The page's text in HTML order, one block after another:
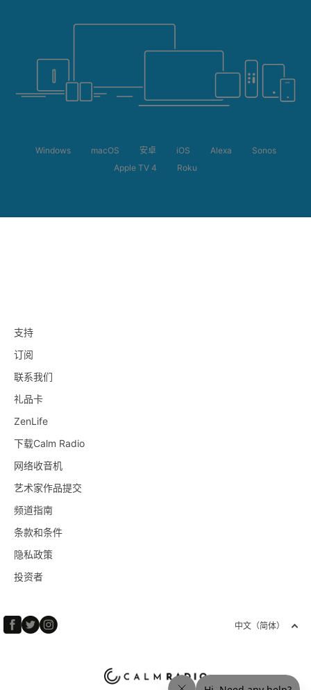
Windows macOS 安卓 iOS Alexa
Sonos
Apple TV 4
Roku
支持
订阅
联系我们
礼品卡
ZenLife
下载Calm Radio
网络收音机
艺术家作品提交
频道指南
条款和条件
隐私政策
投资者
中文（简体）